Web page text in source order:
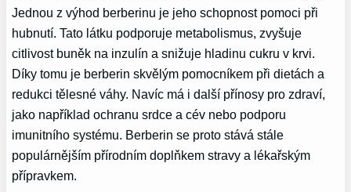
Jednou z výhod berberinu je jeho schopnost pomoci při
hubnutí. Tato látku podporuje metabolismus, zvyšuje
citlivost buněk na inzulín a snižuje hladinu cukru v krvi.
Díky tomu je berberin skvělým pomocníkem při dietách a
redukci tělesné váhy. Navíc má i další přínosy pro zdraví,
jako například ochranu srdce a cév nebo podporu
imunitního systému. Berberin se proto stává stále
populárnějším přírodním doplňkem stravy a lékařským
přípravkem.